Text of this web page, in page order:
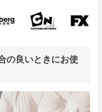
の良いときにお使